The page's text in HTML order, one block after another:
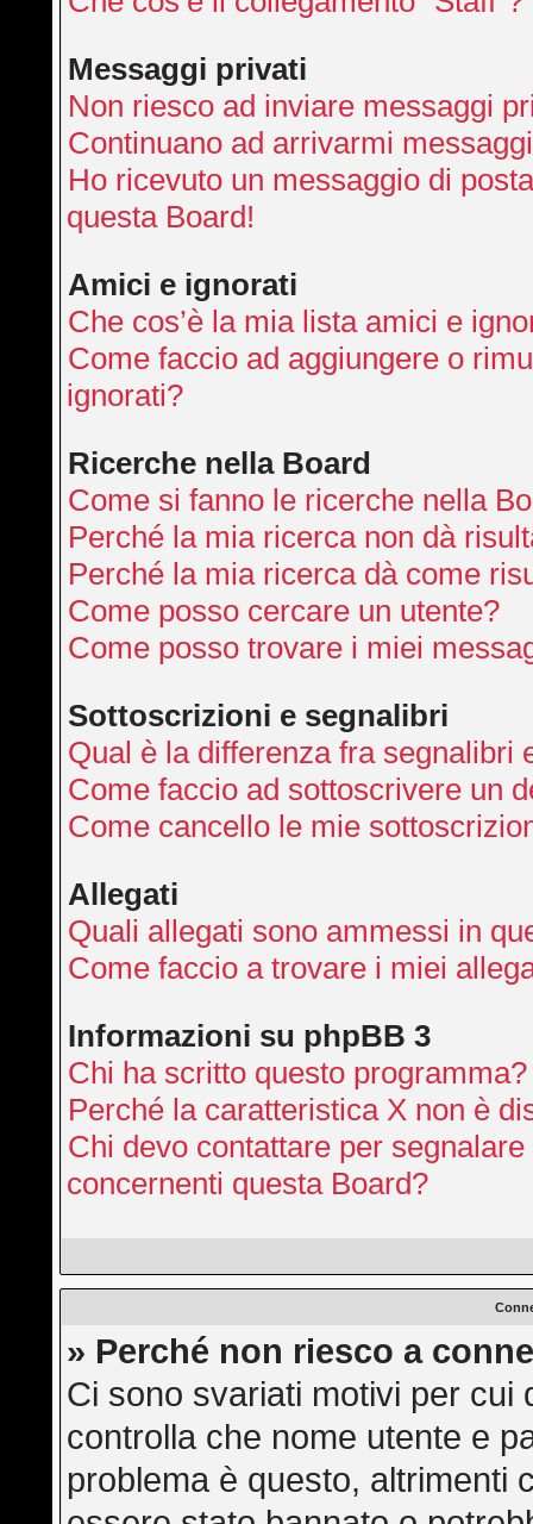
Messaggi privati
Non riesco ad inviare messaggi
Continuano ad arrivarmi
Ho ricevuto un messaggio di
questa Board!
Amici e ignorati
Che cos’è la mia lista amici e
Come faccio ad aggiungere o
ignorati?
Ricerche nella Board
Come si fanno le ricerche nella
Perché la mia ricerca non dà
Perché la mia ricerca dà come
Come posso cercare un utente?
Come posso trovare i miei
Sottoscrizioni e segnalibri
Qual è la differenza fra segnalibri
Come faccio ad sottoscrivere un
Come cancello le mie
Allegati
Quali allegati sono ammessi in
Come faccio a trovare i miei
Informazioni su phpBB 3
Chi ha scritto questo programma?
Perché la caratteristica X non è
Chi devo contattare per
concernenti questa Board?
» Perché non riesco a
Ci sono svariati motivi per
controlla che nome utente e
problema è questo, altrimenti